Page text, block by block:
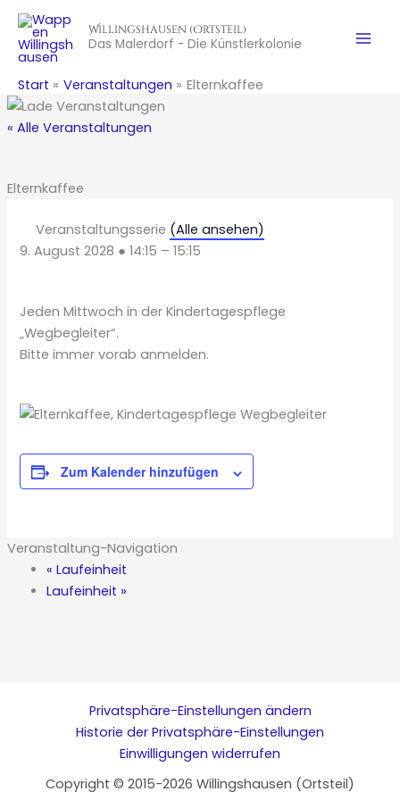
Zum
Inhalt
springen
Willingshausen (Ortsteil)
Das Malerdorf - Die Künstlerkolonie
Start Veranstaltungen Elternkaffee
« Alle Veranstaltungen
Elternkaffee
Veranstaltungsserie (Alle ansehen)
9. August 2028 ●14:15 –15:15
Jeden Mittwoch in der Kindertagespflege
„Wegbegleiter“.
Bitte immer vorab anmelden.
Zum Kalender hinzufügen
Veranstaltung-Navigation
« Laufeinheit
Laufeinheit »
Privatsphäre-Einstellungen ändern
Historie der Privatsphäre-Einstellungen
Einwilligungen widerrufen
Copyright © 2015-2026 Willingshausen (Ortsteil)